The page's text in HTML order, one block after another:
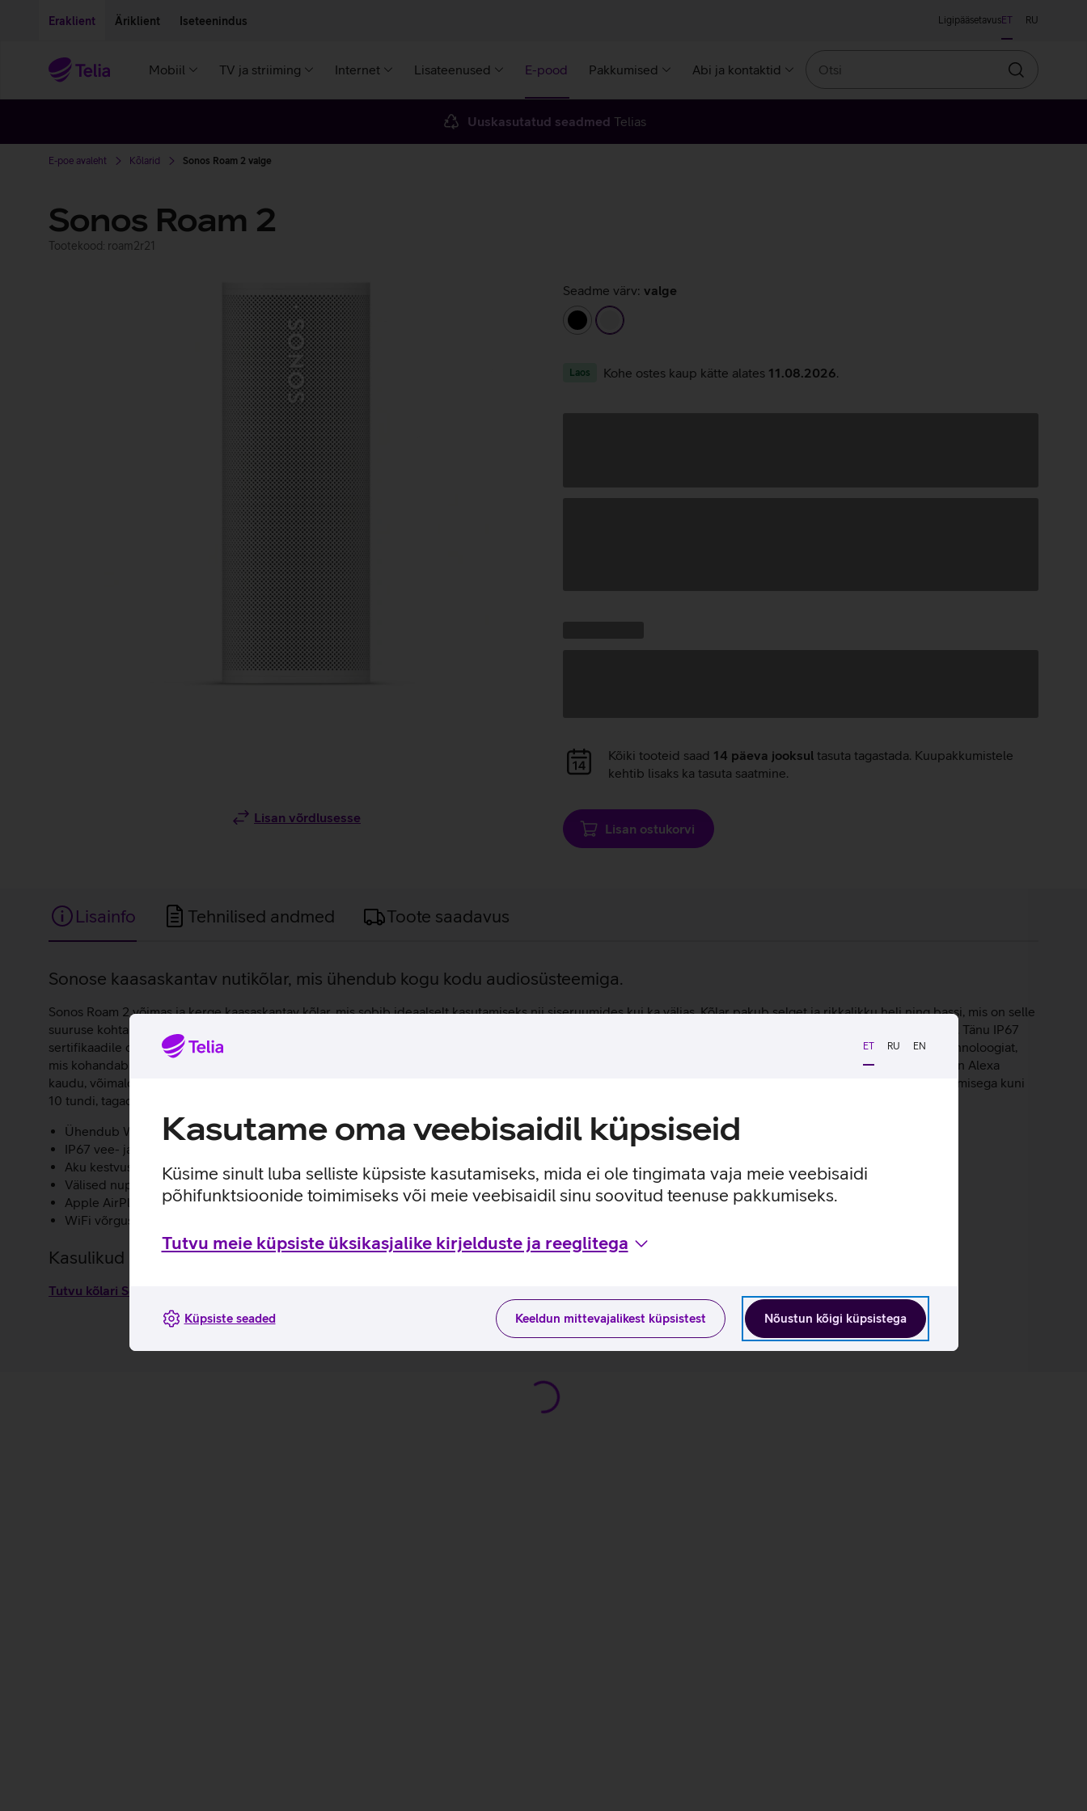
ET RU EN
Kasutame oma veebisaidil küpsiseid
Küsime sinult luba selliste küpsiste kasutamiseks, mida ei ole tingimata vaja meie veebisaidi
põhifunktsioonide toimimiseks või meie veebisaidil sinu soovitud teenuse pakkumiseks.
Tutvu meie küpsiste üksikasjalike kirjelduste ja reeglitega
Nõustun kõigi küpsistega
Keeldun mittevajalikest küpsistest
Küpsiste seaded
Eraklient Äriklient Iseteenindus LigipääsetavusET RU
Mobiil TV ja striiming Internet Lisateenused E-pood Pakkumised Abi ja kontaktid
Otsin
Uuskasutatud seadmed Telias
E-poe avaleht Kõlarid Sonos Roam 2 valge
Sonos Roam 2
Tootekood: roam2r21
Lisan võrdlusesse
Seadme värv: valge
must
valge
Laos Kohe ostes kaup kätte alates 11.08.2026
Andmete
laadimine
Kõiki tooteid saad 14 päeva jooksul tasuta tagastada. Kuupakkumistele
kehtib lisaks ka tasuta saatmine.
Lisan ostukorvi
Lisainfo Tehnilised andmed Toote saadavus
Lisainfo
Sonose kaasaskantav nutikõlar, mis ühendub kogu kodu audiosüsteemiga.
Sonos Roam 2 võimas ja kerge kaasaskantav kõlar, mis sobib ideaalselt kasutamiseks nii siseruumides kui ka väljas. Kõlar pakub selget ja rikkalikku heli ning bassi, mis on selle
suuruse kohta erakordselt muljetavaldav. Sonos Roam 2 toetab nii WiFi kui ka Bluetooth ühendust, võimaldades sujuvat üleminekut kodu ja välitingimuste vahel. Tänu IP67
sertifikaadile on kõlar kaitstud nii tolmu kui ka vee eest, mistõttu saab seda muretult kuulata ka basseini ääres või rannas. Kõlar kasutab automaatset TruePlay tehnoloogiat,
mis kohandab heli vastavalt keskkonnale, et tagada parim võimalik helikvaliteet igas olukorras. Sonos Roam 2 toetab hääljuhtimist Sonos Voice Control ja Amazon Alexa
kaudu, võimaldades muusika esitamist, helitugevuse reguleerimist ja nutikodu seadmete juhtimist käed-vabalt viisil. Seadmel on tõhus aku, mis kestab ühe laadimisega kuni
10 tundi, tagades, et muusika ei katkeks ka pikematel päevadel.
Ühendub WiFi ja Bluetooth ühendusega.
IP67 vee- ja tolmukindlus.
Aku kestvus kuni 10 tundi.
Välised nupud kõlari juhtimiseks.
Apple AirPlay 2 tugi, mis võimaldab heli mängida otse oma Apple seadmetelt.
WiFi võrgus saab ühendada Roam 2 kõlarit teiste Sonose kõlaritega ning nautida multiruum heli.
Kasulikud lingid
Tutvu kõlari Sonos Roam 2 omaduste ja kasutusviisidega tootja kodulehel